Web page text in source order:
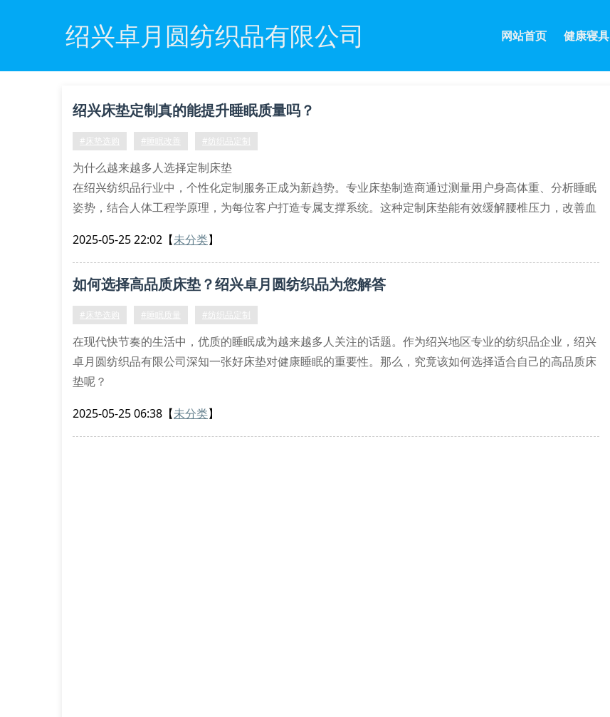
绍兴卓月圆纺织品有限公司 网站首页 健康寝具
绍兴床垫定制真的能提升睡眠质量吗？
#床垫选购 #睡眠改善 #纺织品定制
为什么越来越多人选择定制床垫
在绍兴纺织品行业中，个性化定制服务正成为新趋势。专业床垫制造商通过测量用户身高体重、分析睡眠
姿势，结合人体工程学原理，为每位客户打造专属支撑系统。这种定制床垫能有效缓解腰椎压力，改善血
床垫材质的秘密档案
记忆棉层：自动适应体型曲线
独立弹簧组：分区支撑关键部位
2025-05-25 22:02 【未分类】
如何选择高品质床垫？绍兴卓月圆纺织品为您解答
#床垫选购 #睡眠质量 #纺织品定制
在现代快节奏的生活中，优质的睡眠成为越来越多人关注的话题。作为绍兴地区专业的纺织品企业，绍兴
卓月圆纺织品有限公司深知一张好床垫对健康睡眠的重要性。那么，究竟该如何选择适合自己的高品质床
垫呢？
绍兴卓月圆床垫采用多种优质材料制作，包括天然乳胶、记忆棉、独立袋装弹簧等。不同材质的床垫具有
不同的特性：乳胶床垫透气性好，记忆棉床垫能有效缓解压力，弹簧床垫则提供良好支撑。
2025-05-25 06:38 【未分类】